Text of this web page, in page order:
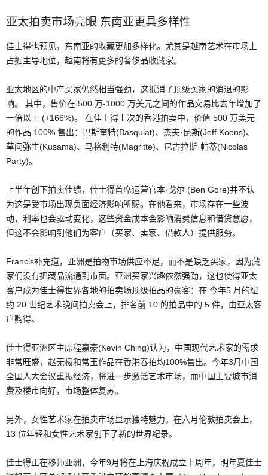
亚太拍卖市场亮眼 东南亚更具多样性
佳士得也预见，东南亚的收藏更加多样化。尤其是越南艺术在市场上
占据主导地位，越南将有更多的奢侈品收藏家。
亚太地区的中产买家仍然相当强劲，这抵消了顶级买家的消退的影
响。 其中，售价在 500 万-1000 万美元之间的作品交易比去年增加了
一倍以上 (+166%)。 在佳士得上次的香港拍卖中，价值 500 万美元
的作品 100% 售出：巴斯奎特(Basquiat)、杰夫·昆斯(Jeff Koons)、
草间弥生(Kusama)、马格利特(Magritte)、尼古拉斯·帕蒂(Nicolas
Party)。
上半年创下拍卖佳绩，佳士得首席运营官本·戈尔 (Ben Gore)并不认
为这是受市场出现负面经济影响所赐。在他看来，市场存在一些波
动，利率也会驱动变化，这些资金成本会影响消费信息和借贷意愿，
但这不会影响到他们为客户（买家、卖家、借款人）提供服务。
Francis补充道，亚洲是拍物市场供应不足，而不是缺乏买家，因为藏
家们没有把藏品流通到市面。亚洲买家兴趣依然强劲，这也使得亚太
客户成为佳士得世界各地的拍卖场顶级拍品的豪客：在 今年5 月的纽
约 20 世纪艺术晚间拍卖会上，排名前 10 的拍品中的 5 件，由亚太客
户购得。
佳士得亚洲区主席程嘉豪(Kevin Ching)认为，中国现代艺术家的需求
非常旺盛，赵无极和常玉作品在香港春拍均100%售出。今年3月中国
全国人大会议重振经济，将进一步激活艺术市场，而中国主要城市消
费及楼市向好，市场整体复苏。
另外，女性艺术家在拍卖市场显示独特魅力。在六月伦敦拍卖会上，
13 位年轻和女性艺术家创下了新的世界纪录。
佳士得正在移师亚洲，今年9月将在上海庆祝成立十周年，明年夏佳士